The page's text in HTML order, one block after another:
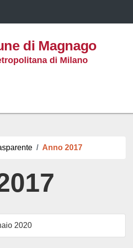
di Magnago
di Milano
Anno 2017
2020